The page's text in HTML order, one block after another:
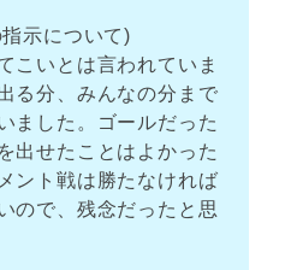
示について)
こいとは言われていま
る分、みんなの分まで
ました。ゴールだった
出せたことはよかった
ント戦は勝たなければ
ので、残念だったと思